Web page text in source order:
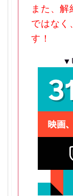
また、
ではなく
す！